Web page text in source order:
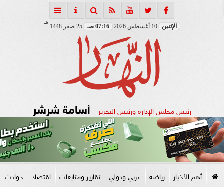
الإثنين 10 أغسطس 2026 07:16 صـ 25 صفر 1448
هـ
رئيس مجلس الإدارة ورئيس التحرير أسامة شرشر
أهم الأخبار رياضة عربي ودولي تقارير ومتابعات اقتصاد حوادث